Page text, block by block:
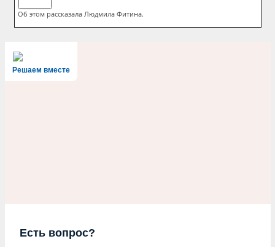
Об этом рассказала Людмила Фитина.
Решаем вместе
Есть вопрос?